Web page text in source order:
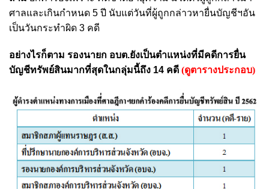
ศาลและเกินกำหนด 5 ปี นับแต่วันที่ผู้ถูกกล่าวหายื่นบัญชีฯอัน
เป็นวันกระทำผิด 3 คดี
อย่างไรก็ตาม รองนายก อบต.ยังเป็นตำแหน่งที่มีคดีการยื่น
บัญชีทรัพย์สินมากที่สุดในกลุ่มนี้ถึง 14 คดี (ดูตารางประกอบ)